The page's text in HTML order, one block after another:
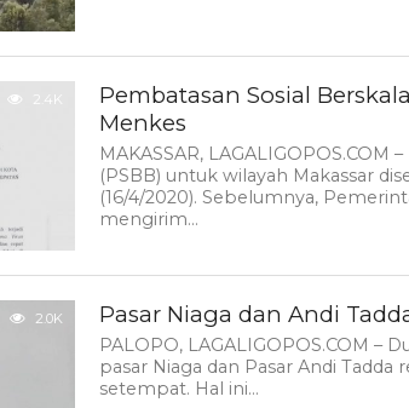
2.4K
Pembatasan Sosial
Menkes
MAKASSAR, LAGALIGOPOS.COM
(PSBB) untuk wilayah Makassar
(16/4/2020). Sebelumnya,
mengirim...
2.0K Pasar Niaga dan Andi
PALOPO, LAGALIGOPOS.COM –
pasar Niaga dan Pasar Andi
setempat. Hal ini...